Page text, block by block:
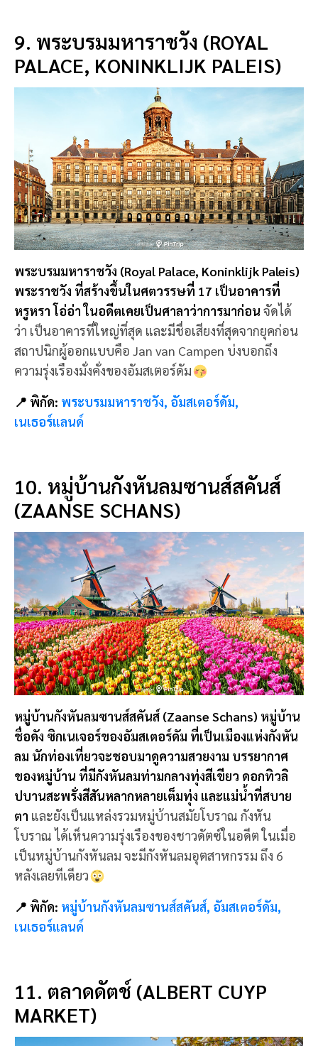
PALACE, KONINKLIJK PALEIS)
พระบรมมหาราชวัง (Royal Palace, Koninklijk Paleis)
หรูหรา โอ่อ่า ในอดีตเคยเป็นศาลาว่าการมาก่อน จัดได้
ว่า เป็นอาคารที่ใหญ่ที่สุด และมีชื่อเสียงที่สุดจากยุคก่อน
สถาปนิกผู้ออกแบบคือ Jan van Campen บ่งบอกถึง
ความรุ่งเรืองมั่งคั่งของอัมสเตอร์ดัม
📍 พิกัด:พระบรมมหาราชวัง, อัมสเตอร์ดัม,
(ZAANSE SCHANS)
หมู่บ้านกังหันลมซานส์สคันส์ (Zaanse Schans) หมู่บ้าน
ชื่อดัง ซิกเนเจอร์ของอัมสเตอร์ดัม ที่เป็นเมืองแห่งกังหัน
ลม นักท่องเที่ยวจะชอบมาดูความสวยงาม บรรยากาศ
ของหมู่บ้าน ที่มีกังหันลมท่ามกลางทุ่งสีเขียว ดอกทิวลิ
ปบานสะพรั่งสีสันหลากหลายเต็มทุ่ง และแม่น้ำที่สบาย
ตาและยังเป็นแหล่งรวมหมู่บ้านสมัยโบราณ กังหัน
โบราณ ได้เห็นความรุ่งเรืองของชาวดัตซ์ในอดีต ในเมื่อ
เป็นหมู่บ้านกังหันลม จะมีกังหันลมอุตสาหกรรม ถึง 6
หลังเลยทีเดียว
📍 พิกัด:หมู่บ้านกังหันลมซานส์สคันส์, อัมสเตอร์ดัม,
MARKET)